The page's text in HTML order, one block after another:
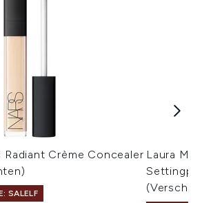
Radiant Crème Concealer
SALELF
Laura